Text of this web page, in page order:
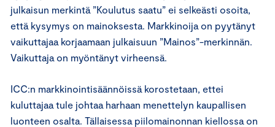
julkaisun merkintä ”Koulutus saatu” ei selkeästi osoita,
että kysymys on mainoksesta. Markkinoija on pyytänyt
vaikuttajaa korjaamaan julkaisuun ”Mainos”-merkinnän.
Vaikuttaja on myöntänyt virheensä.
ICC:n markkinointisäännöissä korostetaan, ettei
kuluttajaa tule johtaa harhaan menettelyn kaupallisen
luonteen osalta. Tällaisessa piilomainonnan kiellossa on